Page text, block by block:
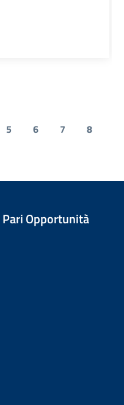
5 6 7 8
Opportunità